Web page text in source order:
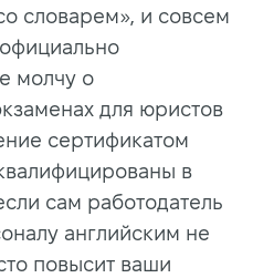
словарем», и совсем
молчу о
для юристов
сертификатом
в
сам работодатель
английским не
повысит ваши